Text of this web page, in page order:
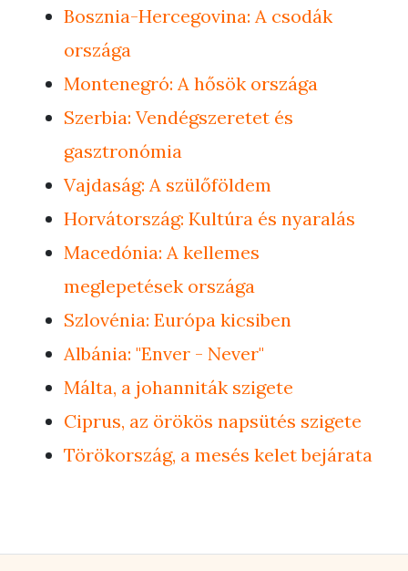
Bosznia-Hercegovina: A csodák
országa
Montenegró: A hősök országa
Szerbia: Vendégszeretet és
gasztronómia
Vajdaság: A szülőföldem
Horvátország: Kultúra és nyaralás
Macedónia: A kellemes
meglepetések országa
Szlovénia: Európa kicsiben
Albánia: "Enver - Never"
Málta, a johanniták szigete
Ciprus, az örökös napsütés szigete
Törökország, a mesés kelet bejárata